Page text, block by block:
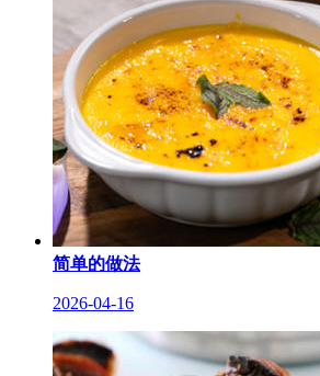
简单的做法
2026-04-16